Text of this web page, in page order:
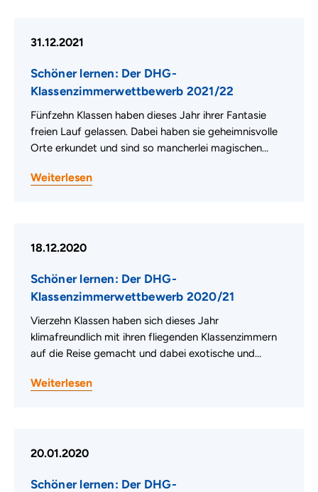
31.12.2021
Schöner lernen: Der DHG-
Klassenzimmerwettbewerb 2021/22
Fünfzehn Klassen haben dieses Jahr ihrer Fantasie
freien Lauf gelassen. Dabei haben sie geheimnisvolle
Orte erkundet und sind so mancherlei magischen…
Weiterlesen
18.12.2020
Schöner lernen: Der DHG-
Klassenzimmerwettbewerb 2020/21
Vierzehn Klassen haben sich dieses Jahr
klimafreundlich mit ihren fliegenden Klassenzimmern
auf die Reise gemacht und dabei exotische und…
Weiterlesen
20.01.2020
Schöner lernen: Der DHG-